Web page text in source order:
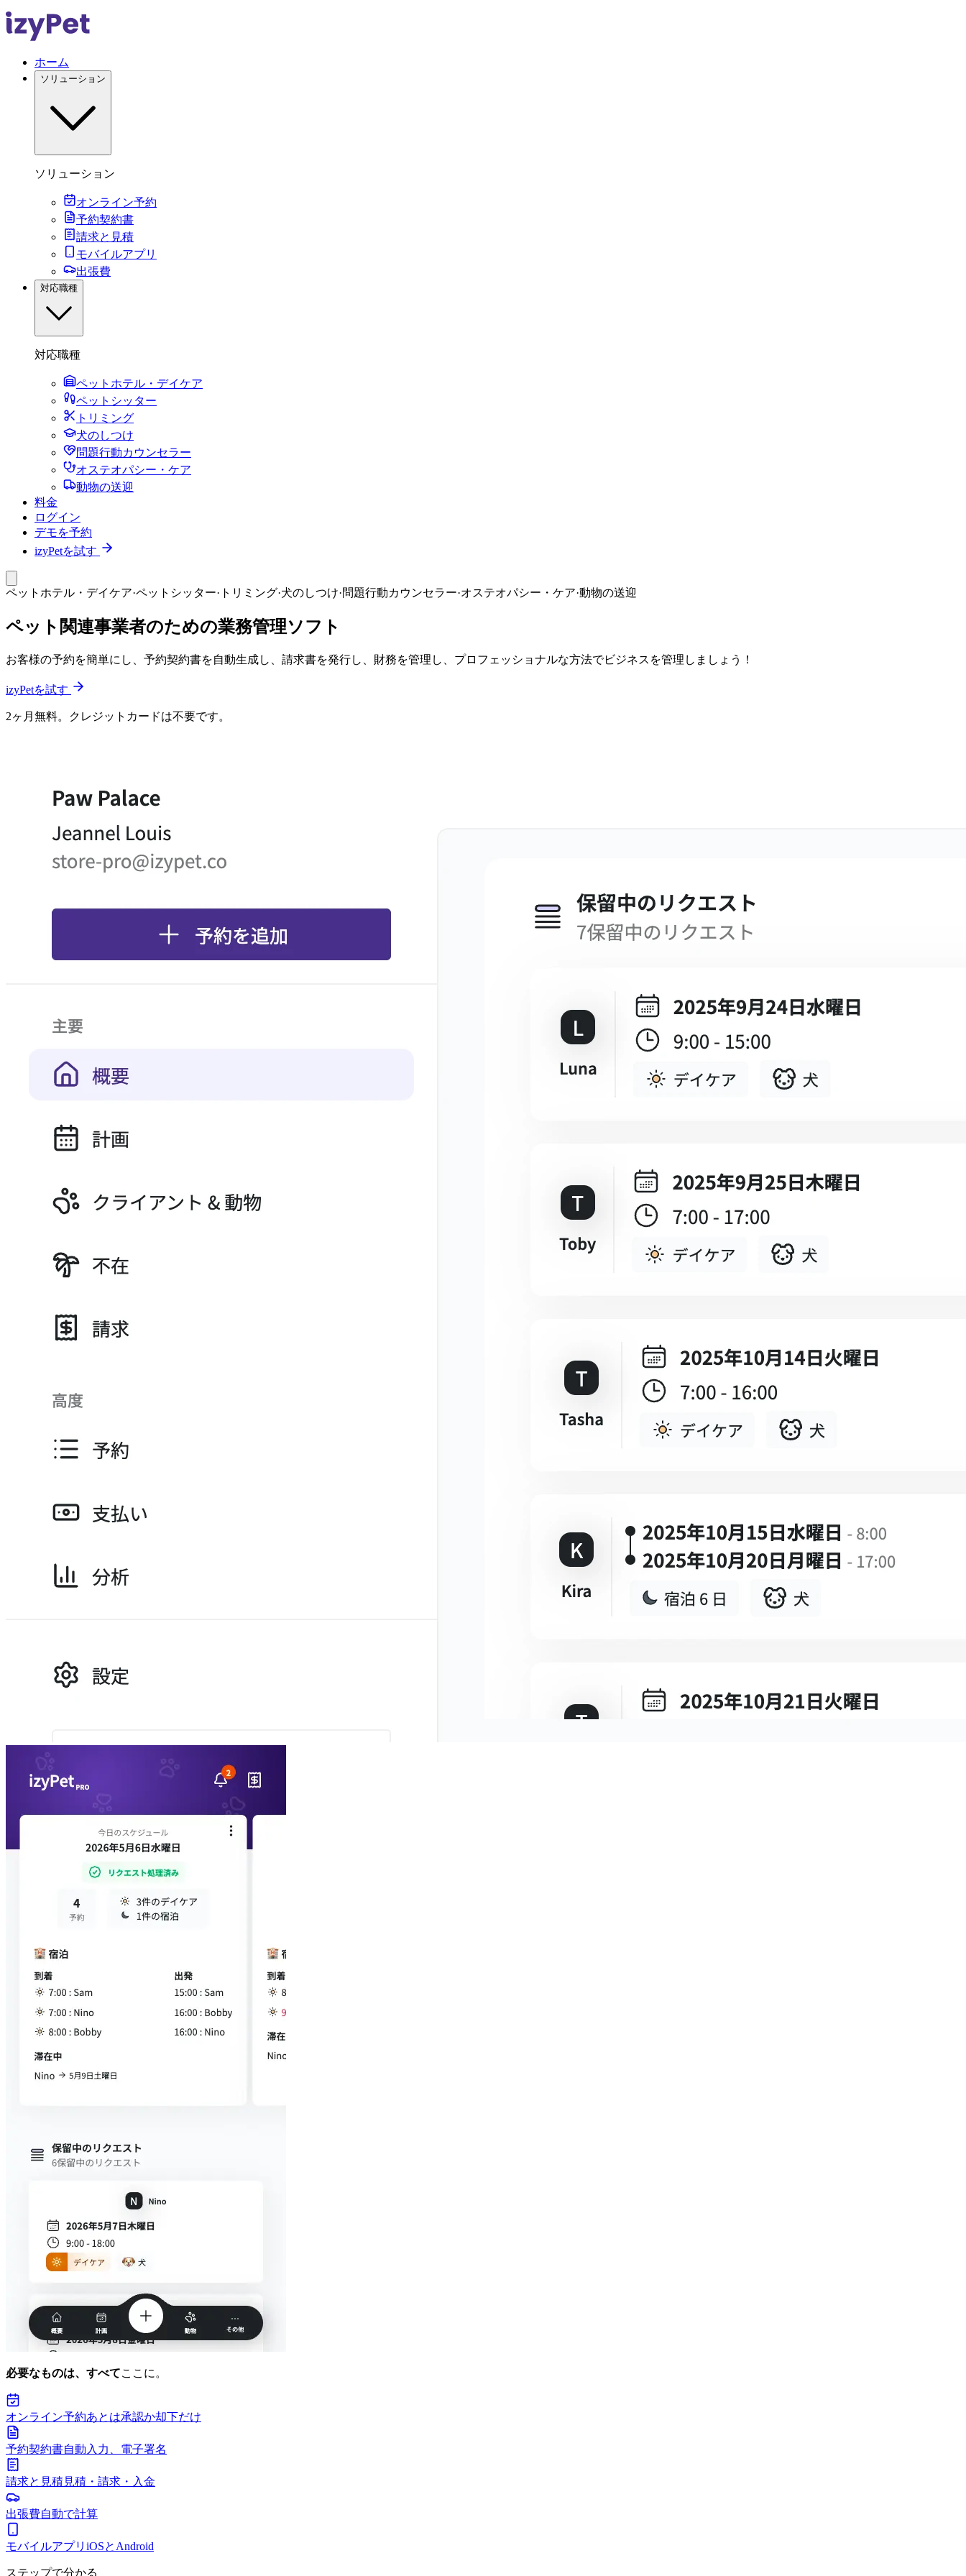
ホーム
ソリューション
ソリューション
オンライン予約
予約契約書
請求と見積
モバイルアプリ
出張費
対応職種
対応職種
ペットホテル・デイケア
ペットシッター
トリミング
犬のしつけ
問題行動カウンセラー
オステオパシー・ケア
動物の送迎
料金
ログイン
デモを予約
izyPetを試す
ペットホテル・デイケア·ペットシッター· トリミング·犬のしつけ·問題行動カウンセラー·オステオパシー・ケア·動物の送迎
ペット関連事業者のための業務管理ソフト
お客様の予約を簡単にし、予約契約書を自動生成し、請求書を発行し、財務を管理し、プロフェッショナルな方法でビジネスを管理しましょう！
izyPetを試す
2ヶ月無料。クレジットカードは不要です。
必要なものは、すべてここに。
オンライン予約あとは承認か却下だけ
予約契約書自動入力、電子署名
請求と見積見積・請求・入金
出張費自動で計算
モバイルアプリ iOSとAndroid
ステップで分かる